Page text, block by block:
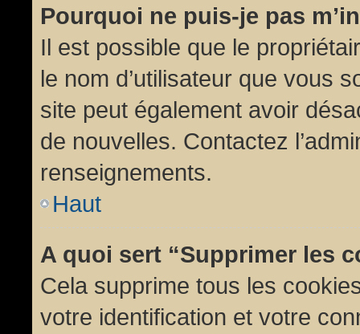
Pourquoi ne puis-je pas
Il est possible que le
le nom d’utilisateur que vous
site peut également avoir
de nouvelles. Contactez
renseignements.
Haut
A quoi sert “Supprimer les
Cela supprime tous les
votre identification et votre